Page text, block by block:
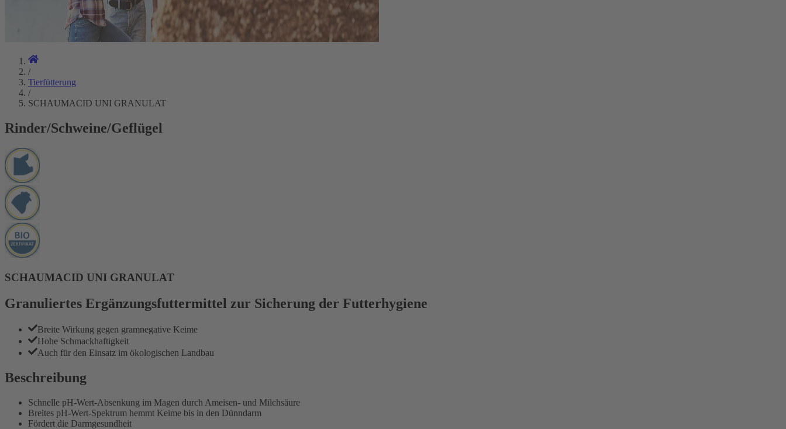
/
Tierfütterung
/
SCHAUMACID UNI GRANULAT
Rinder/Schweine/Geflügel
SCHAUMACID UNI GRANULAT
Granuliertes Ergänzungsfuttermittel zur Sicherung der Futterhygiene
Breite Wirkung gegen gramnegative Keime
Hohe Schmackhaftigkeit
Auch für den Einsatz im ökologischen Landbau
Beschreibung
Schnelle pH-Wert-Absenkung im Magen durch Ameisen- und Milchsäure
Breites pH-Wert-Spektrum hemmt Keime bis in den Dünndarm
Fördert die Darmgesundheit